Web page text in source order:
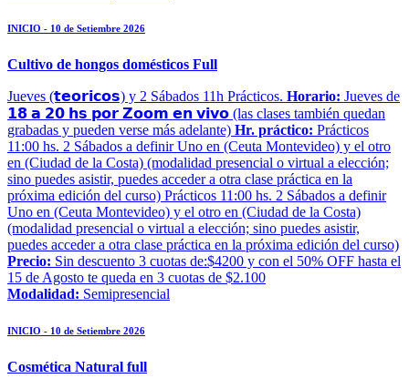
INICIO - 10 de Setiembre 2026
Cultivo de hongos domésticos Full
Jueves (𝘁𝗲𝗼𝗿𝗶𝗰𝗼𝘀) y 2 Sábados 11h Prácticos. Horario: Jueves de
𝟭𝟴 𝗮 𝟮𝟬 𝗵𝘀 𝗽𝗼𝗿 𝗭𝗼𝗼𝗺 𝗲𝗻 𝘃𝗶𝘃𝗼 (las clases también quedan
grabadas y pueden verse más adelante) Hr. práctico: Prácticos
11:00 hs. 2 Sábados a definir Uno en (Ceuta Montevideo) y el otro
en (Ciudad de la Costa) (modalidad presencial o virtual a elección;
sino puedes asistir, puedes acceder a otra clase práctica en la
próxima edición del curso) Prácticos 11:00 hs. 2 Sábados a definir
Uno en (Ceuta Montevideo) y el otro en (Ciudad de la Costa)
(modalidad presencial o virtual a elección; sino puedes asistir,
puedes acceder a otra clase práctica en la próxima edición del curso)
Precio: Sin descuento 3 cuotas de:$4200 y con el 50% OFF hasta el
15 de Agosto te queda en 3 cuotas de $2.100
Modalidad: Semipresencial
INICIO - 10 de Setiembre 2026
Cosmética Natural full